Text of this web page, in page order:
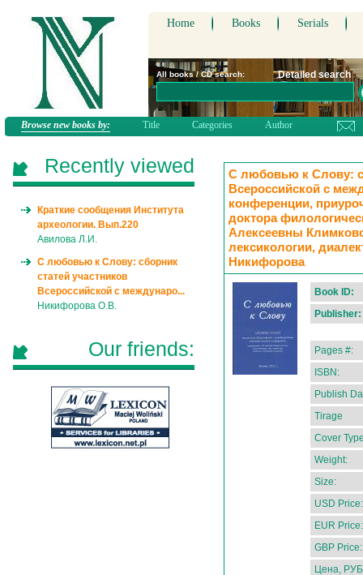
Home Books Serials
All books / CD search: Detailed search
Browse new books by: Title Categories Author
С любовью к Слову:
Всероссийской с
конференции,
доктора
Алексеевны
лексикологии,
Никифорова
Book ID:
Publisher:
Pages #:
ISBN:
Publish
Tirage
Cover
Weight:
Size:
USD Price:
EUR Price:
GBP Price:
Цена,
Recently viewed
Краткие сообщения Института
археологии. Вып.220
Авилова Л.И.
С любовью к Слову: сборник
статей участников
Всероссийской с междунаро...
Никифорова О.В.
Our friends: